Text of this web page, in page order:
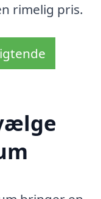
rimelig pris.